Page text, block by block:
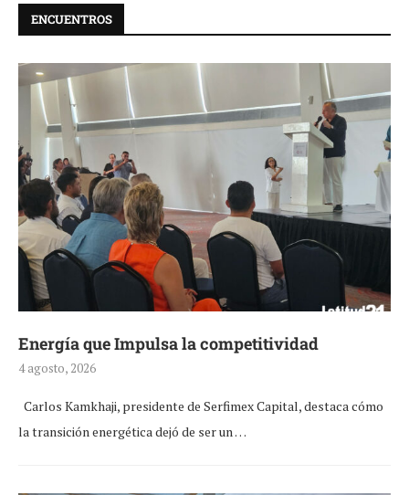
ENCUENTROS
Energía que Impulsa la competitividad
4 agosto, 2026
Carlos Kamkhaji, presidente de Serfimex Capital, destaca cómo
la transición energética dejó de ser un …